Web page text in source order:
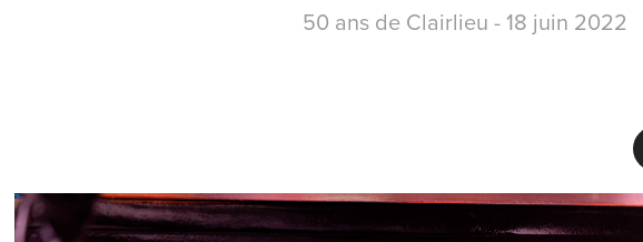
50 ans de Clairlieu - 18 juin 2022